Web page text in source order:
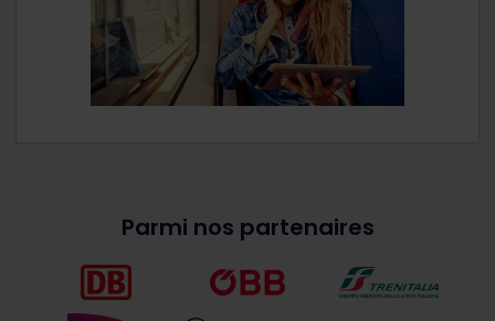
Parmi nos partenaires